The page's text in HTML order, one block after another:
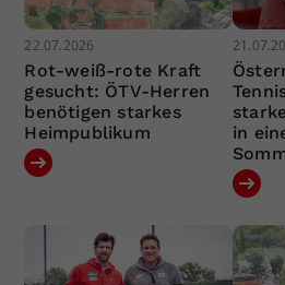
22.07.2026
Rot-weiß-rote Kraft
gesucht: ÖTV-Herren
benötigen starkes
Heimpublikum
in